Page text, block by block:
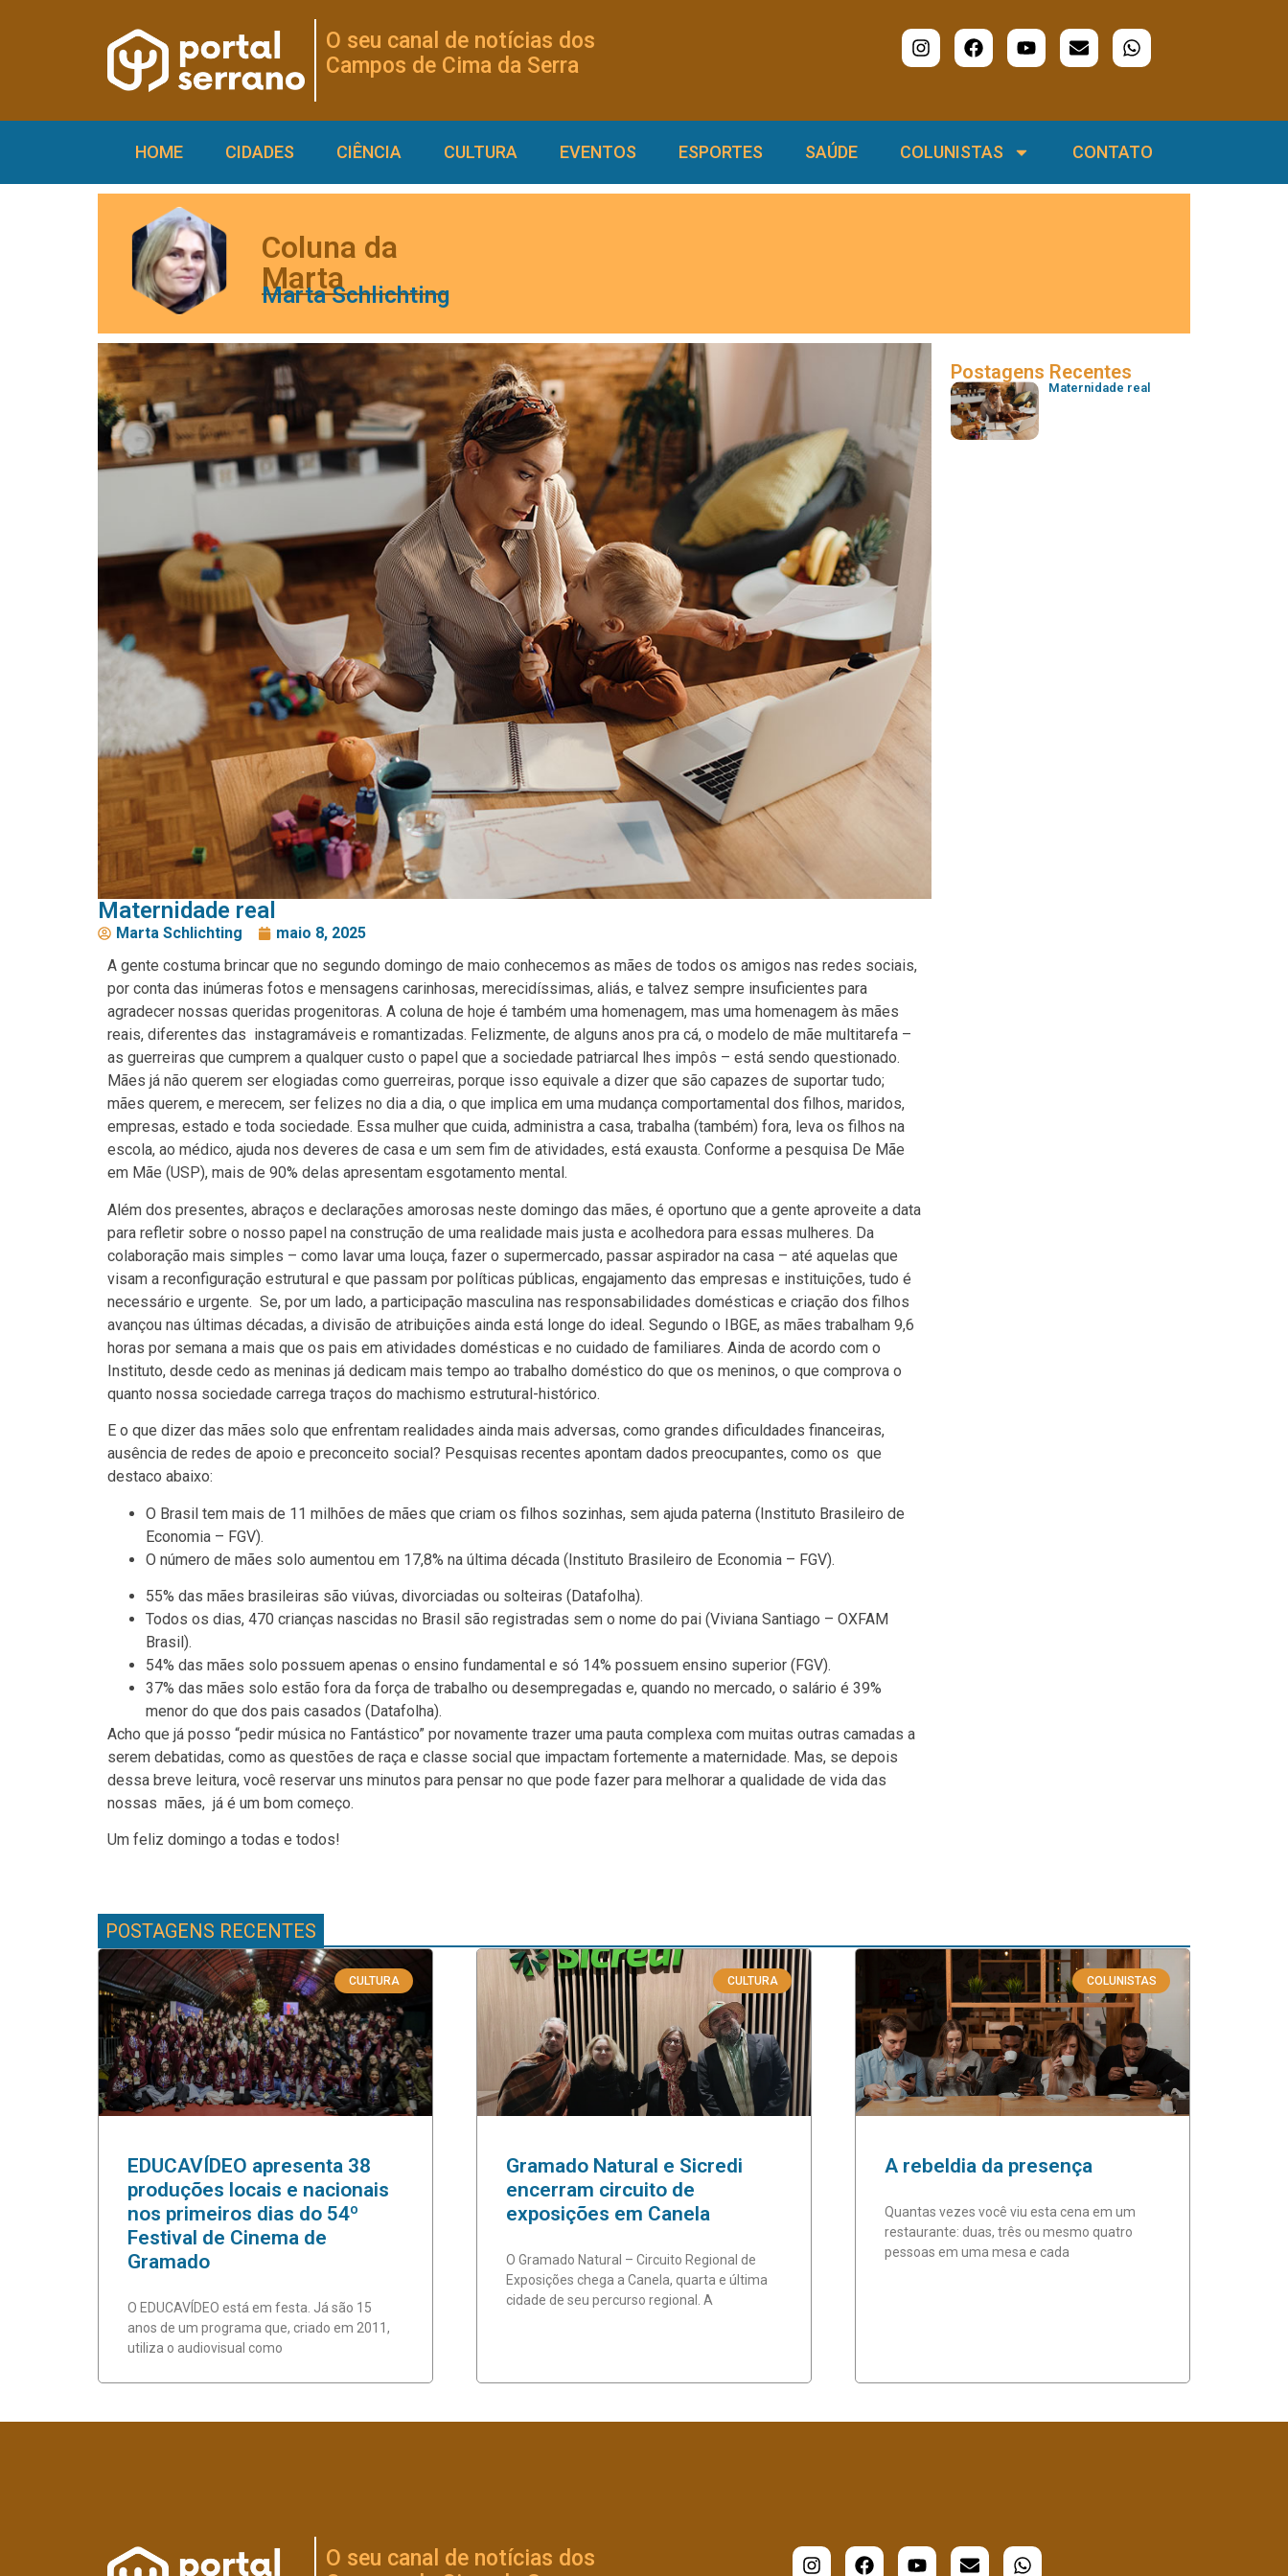
O seu canal de notícias dos
Campos de Cima da Serra
HOME CIDADES CIÊNCIA CULTURA EVENTOS ESPORTES SAÚDE COLUNISTAS CONTATO
Coluna da
Marta
Marta Schlichting
Maternidade real
Marta Schlichting
maio 8, 2025
A gente costuma brincar que no segundo domingo de maio conhecemos as mães de todos os amigos nas redes sociais,
por conta das inúmeras fotos e mensagens carinhosas, merecidíssimas, aliás, e talvez sempre insuficientes para
agradecer nossas queridas progenitoras. A coluna de hoje é também uma homenagem, mas uma homenagem às mães
reais, diferentes das instagramáveis e romantizadas. Felizmente, de alguns anos pra cá, o modelo de mãe multitarefa –
as guerreiras que cumprem a qualquer custo o papel que a sociedade patriarcal lhes impôs – está sendo questionado.
Mães já não querem ser elogiadas como guerreiras, porque isso equivale a dizer que são capazes de suportar tudo;
mães querem, e merecem, ser felizes no dia a dia, o que implica em uma mudança comportamental dos filhos, maridos,
empresas, estado e toda sociedade. Essa mulher que cuida, administra a casa, trabalha (também) fora, leva os filhos na
escola, ao médico, ajuda nos deveres de casa e um sem fim de atividades, está exausta. Conforme a pesquisa De Mãe
em Mãe (USP), mais de 90% delas apresentam esgotamento mental.
Além dos presentes, abraços e declarações amorosas neste domingo das mães, é oportuno que a gente aproveite a data
para refletir sobre o nosso papel na construção de uma realidade mais justa e acolhedora para essas mulheres. Da
colaboração mais simples – como lavar uma louça, fazer o supermercado, passar aspirador na casa – até aquelas que
visam a reconfiguração estrutural e que passam por políticas públicas, engajamento das empresas e instituições, tudo é
necessário e urgente. Se, por um lado, a participação masculina nas responsabilidades domésticas e criação dos filhos
avançou nas últimas décadas, a divisão de atribuições ainda está longe do ideal. Segundo o IBGE, as mães trabalham 9,6
horas por semana a mais que os pais em atividades domésticas e no cuidado de familiares. Ainda de acordo com o
Instituto, desde cedo as meninas já dedicam mais tempo ao trabalho doméstico do que os meninos, o que comprova o
quanto nossa sociedade carrega traços do machismo estrutural-histórico.
E o que dizer das mães solo que enfrentam realidades ainda mais adversas, como grandes dificuldades financeiras,
ausência de redes de apoio e preconceito social? Pesquisas recentes apontam dados preocupantes, como os que
destaco abaixo:
O Brasil tem mais de 11 milhões de mães que criam os filhos sozinhas, sem ajuda paterna (Instituto Brasileiro de
Economia – FGV).
O número de mães solo aumentou em 17,8% na última década (Instituto Brasileiro de Economia – FGV).
55% das mães brasileiras são viúvas, divorciadas ou solteiras (Datafolha).
Todos os dias, 470 crianças nascidas no Brasil são registradas sem o nome do pai (Viviana Santiago – OXFAM
Brasil).
54% das mães solo possuem apenas o ensino fundamental e só 14% possuem ensino superior (FGV).
37% das mães solo estão fora da força de trabalho ou desempregadas e, quando no mercado, o salário é 39%
menor do que dos pais casados (Datafolha).
Acho que já posso “pedir música no Fantástico” por novamente trazer uma pauta complexa com muitas outras camadas a
serem debatidas, como as questões de raça e classe social que impactam fortemente a maternidade. Mas, se depois
dessa breve leitura, você reservar uns minutos para pensar no que pode fazer para melhorar a qualidade de vida das
nossas mães, já é um bom começo.
Um feliz domingo a todas e todos!
Postagens Recentes
Maternidade real
POSTAGENS RECENTES
CULTURA
EDUCAVÍDEO apresenta 38
produções locais e nacionais
nos primeiros dias do 54º
Festival de Cinema de
Gramado
O EDUCAVÍDEO está em festa. Já são 15
anos de um programa que, criado em 2011,
utiliza o audiovisual como
CULTURA
Gramado Natural e Sicredi
encerram circuito de
exposições em Canela
O Gramado Natural – Circuito Regional de
Exposições chega a Canela, quarta e última
cidade de seu percurso regional. A
COLUNISTAS
A rebeldia da presença
Quantas vezes você viu esta cena em um
restaurante: duas, três ou mesmo quatro
pessoas em uma mesa e cada
O seu canal de notícias dos